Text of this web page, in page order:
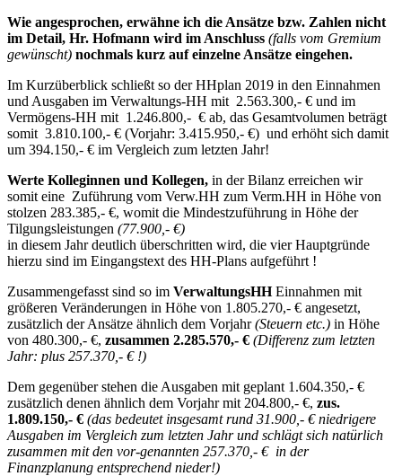
Wie angesprochen, erwähne ich die Ansätze bzw. Zahlen nicht
im Detail, Hr. Hofmann wird im Anschluss (falls vom Gremium
gewünscht) nochmals kurz auf einzelne Ansätze eingehen.
Im Kurzüberblick schließt so der HHplan 2019 in den Einnahmen
und Ausgaben im Verwaltungs-HH mit 2.563.300,- € und im
Vermögens-HH mit 1.246.800,- € ab, das Gesamtvolumen beträgt
somit 3.810.100,- € (Vorjahr: 3.415.950,- €) und erhöht sich damit
um 394.150,- € im Vergleich zum letzten Jahr!
Werte Kolleginnen und Kollegen, in der Bilanz erreichen wir
somit eine Zuführung vom Verw.HH zum Verm.HH in Höhe von
stolzen 283.385,- €, womit die Mindestzuführung in Höhe der
Tilgungsleistungen (77.900,- €)
in diesem Jahr deutlich überschritten wird, die vier Hauptgründe
hierzu sind im Eingangstext des HH-Plans aufgeführt !
Zusammengefasst sind so im VerwaltungsHHEinnahmen mit
größeren Veränderungen in Höhe von 1.805.270,- € angesetzt,
zusätzlich der Ansätze ähnlich dem Vorjahr(Steuern etc.) in Höhe
von 480.300,- €, zusammen 2.285.570,- € (Differenz zum letzten
Jahr: plus 257.370,- € !)
Dem gegenüber stehen die Ausgaben mit geplant 1.604.350,- €
zusätzlich denen ähnlich dem Vorjahr mit 204.800,- €, zus.
1.809.150,- € (das bedeutet insgesamt rund 31.900,- € niedrigere
Ausgaben im Vergleich zum letzten Jahr und schlägt sich natürlich
zusammen mit den vor-genannten 257.370,- € in der
Finanzplanung entsprechend nieder!)